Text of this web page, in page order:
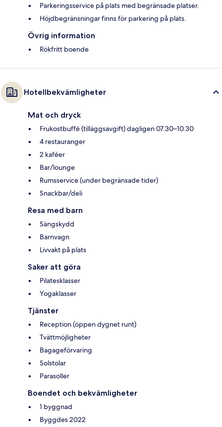
Parkeringsservice på plats med begränsade platser.
Höjdbegränsningar finns för parkering på plats.
Övrig information
Rökfritt boende
Hotellbekvämligheter
Mat och dryck
Frukostbuffé (tilläggsavgift) dagligen 07.30–10.30
4 restauranger
2 kaféer
Bar/lounge
Rumsservice (under begränsade tider)
Snackbar/deli
Resa med barn
Sängskydd
Barnvagn
Livvakt på plats
Saker att göra
Pilatesklasser
Yogaklasser
Tjänster
Reception (öppen dygnet runt)
Tvättmöjligheter
Bagageförvaring
Solstolar
Parasoller
Boendet och bekvämligheter
1 byggnad
Byggdes 2022